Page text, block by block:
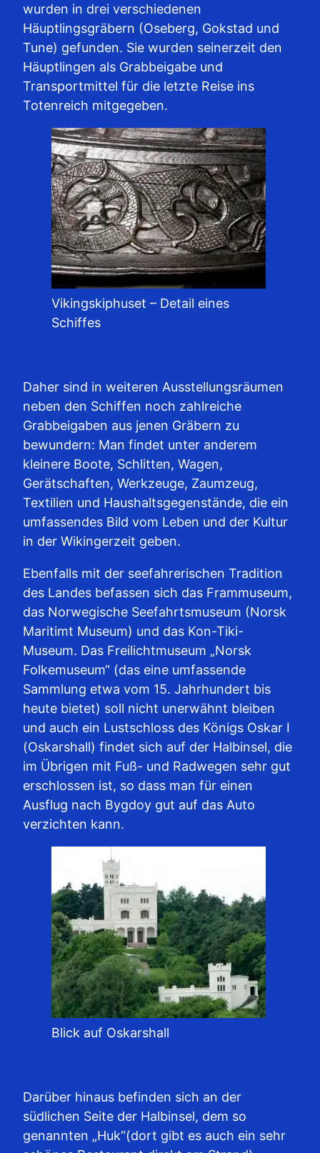
wurden in drei verschiedenen
Häuptlingsgräbern (Oseberg, Gokstad und
Tune) gefunden. Sie wurden seinerzeit den
Häuptlingen als Grabbeigabe und
Transportmittel für die letzte Reise ins
Totenreich mitgegeben.
Vikingskiphuset – Detail eines
Schiffes
Daher sind in weiteren Ausstellungsräumen
neben den Schiffen noch zahlreiche
Grabbeigaben aus jenen Gräbern zu
bewundern: Man findet unter anderem
kleinere Boote, Schlitten, Wagen,
Gerätschaften, Werkzeuge, Zaumzeug,
Textilien und Haushaltsgegenstände, die ein
umfassendes Bild vom Leben und der Kultur
in der Wikingerzeit geben.
Ebenfalls mit der seefahrerischen Tradition
des Landes befassen sich das Frammuseum,
das Norwegische Seefahrtsmuseum (Norsk
Maritimt Museum) und das Kon-Tiki-
Museum. Das Freilichtmuseum „Norsk
Folkemuseum“ (das eine umfassende
Sammlung etwa vom 15. Jahrhundert bis
heute bietet) soll nicht unerwähnt bleiben
und auch ein Lustschloss des Königs Oskar I
(Oskarshall) findet sich auf der Halbinsel, die
im Übrigen mit Fuß- und Radwegen sehr gut
erschlossen ist, so dass man für einen
Ausflug nach Bygdoy gut auf das Auto
verzichten kann.
Blick auf Oskarshall
Darüber hinaus befinden sich an der
südlichen Seite der Halbinsel, dem so
genannten „Huk“(dort gibt es auch ein sehr